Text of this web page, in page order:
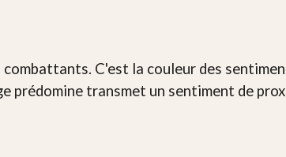
C'est la couleur des
prédomine transmet un sentiment de